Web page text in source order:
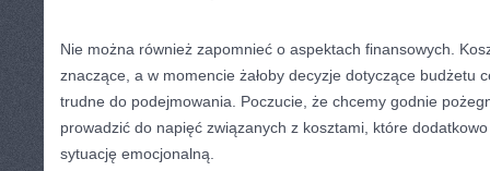
Nie można również zapomnieć o aspektach finansowych.
znaczące, a w momencie żałoby decyzje dotyczące budżetu
trudne do podejmowania. Poczucie, że chcemy godnie
prowadzić do napięć związanych z kosztami, które
sytuację emocjonalną.